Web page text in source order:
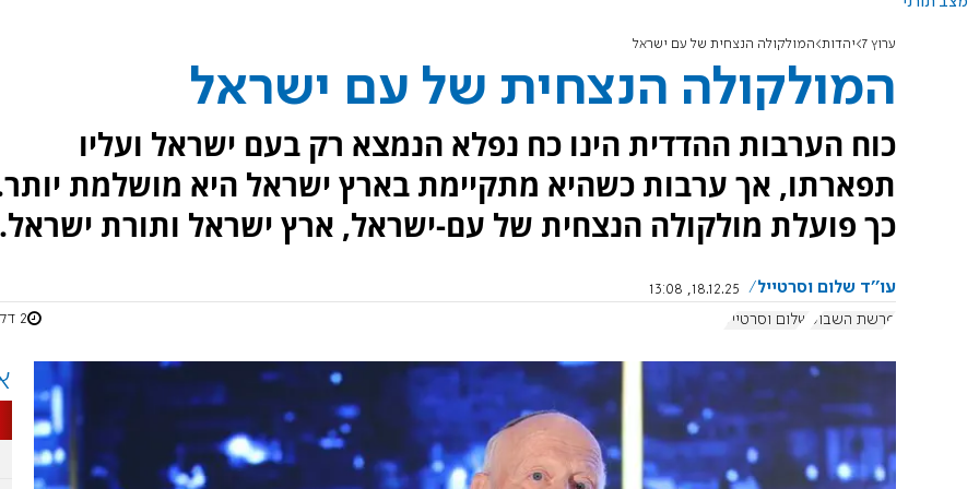
ערוץ 7 יהדות המולקולה הנצחית של עם ישראל
המולקולה הנצחית של עם ישראל
כוח הערבות ההדדית הינו כח נפלא הנמצא רק בעם ישראל ועליו
תפארתו, אך ערבות כשהיא מתקיימת בארץ ישראל היא מושלמת
כך פועלת מולקולה הנצחית של עם-ישראל, ארץ ישראל ותורת ישראל.
עו''ד שלום וסרטייל
18.12.25, 13:08
פרשת השבוע
שלום וסרטייל 2 דקות